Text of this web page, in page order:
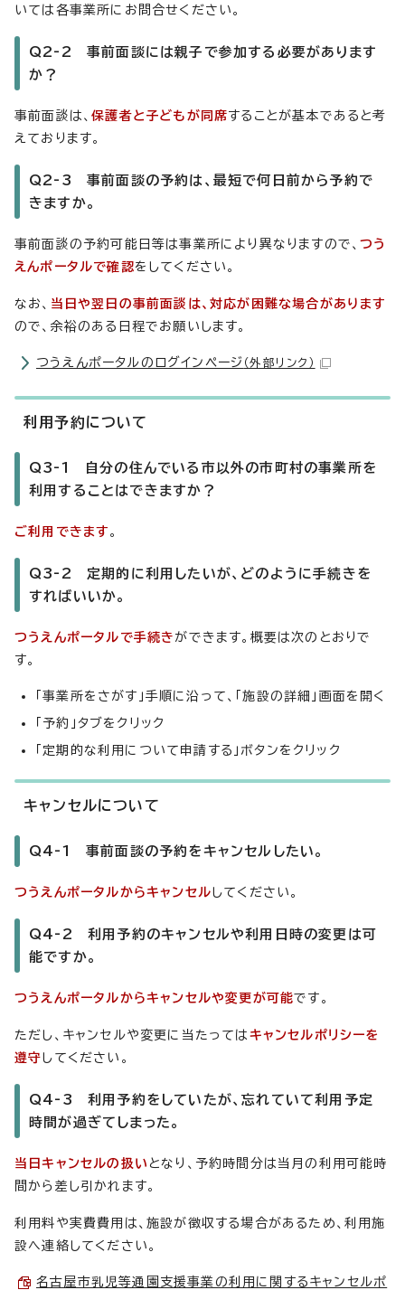
いては各事業所にお問合せください。
Q2-2 事前面談には親子で参加する必要があります
か？
事前面談は、保護者と子どもが同席することが基本であると考
えております。
Q2-3 事前面談の予約は、最短で何日前から予約で
きますか。
事前面談の予約可能日等は事業所により異なりますので、つう
えんポータルで確認をしてください。
なお、 当日や翌日の事前面談は、対応が困難な場合があります
ので、余裕のある日程でお願いします。
つうえんポータルのログインページ （外部リンク）
利用予約について
Q3-1 自分の住んでいる市以外の市町村の事業所を
利用することはできますか？
ご利用できます 。
Q3-2 定期的に利用したいが、どのように手続きを
すればいいか。
つうえんポータルで手続き ができます。概要は次のとおりで
す。
「事業所をさがす」手順に沿って、「施設の詳細」画面を開く
「予約」タブをクリック
「定期的な利用について申請する」ボタンをクリック
キャンセルについて
Q4-1 事前面談の予約をキャンセルしたい。
つうえんポータルからキャンセルしてください。
Q4-2 利用予約のキャンセルや利用日時の変更は可
能ですか。
つうえんポータルからキャンセルや変更が可能です。
ただし、キャンセルや変更に当たっては キャンセルポリシーを
遵守してください。
Q4-3 利用予約をしていたが、忘れていて利用予定
時間が過ぎてしまった。
当日キャンセルの扱い となり、予約時間分は当月の利用可能時
間から差し引かれます。
利用料や実費費用は、施設が徴収する場合があるため、利用施
設へ連絡してください。
名古屋市乳児等通園支援事業の利用に関するキャンセルポ